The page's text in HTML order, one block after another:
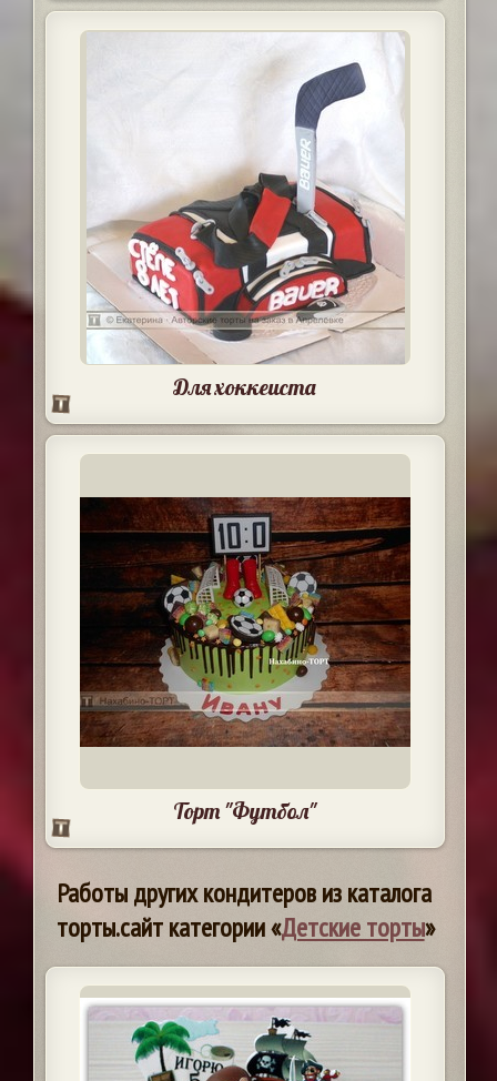
Для хоккеиста
Торт "Футбол"
Работы других кондитеров из каталога
торты.сайт категории «Детские торты»